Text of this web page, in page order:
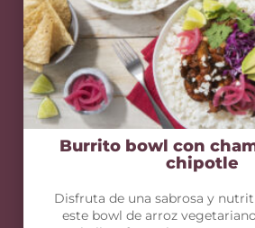
Burrito bowl con
chipotle
Disfruta de una sabrosa y
este bowl de arroz